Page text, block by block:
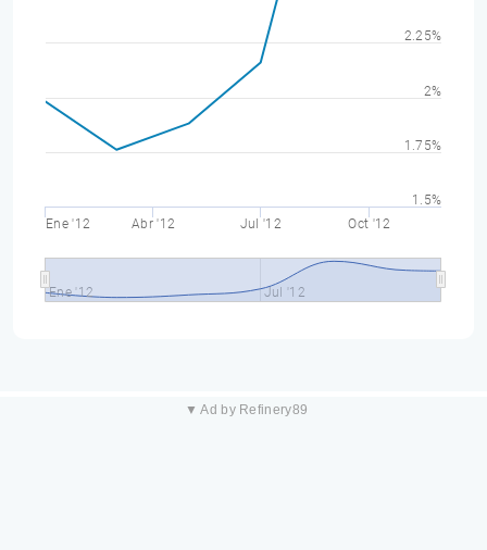
Ene '12 Abr '12 Jul '12 Oct '12
Ene '12 Jul '12
1.5%
1.75%
2%
2.25%
▼ Ad by Refinery89